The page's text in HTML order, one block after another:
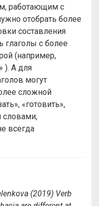
работающим с
отобрать более
составления
глаголы с более
(например,
). А для
могут
сложной
«готовить»,
словами,
всегда
(2019) Verb